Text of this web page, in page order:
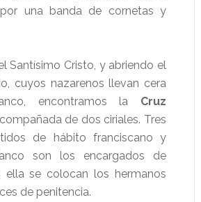
una banda de cornetas y
Santísimo Cristo, y abriendo el
cuyos nazarenos llevan cera
encontramos la Cruz
de dos ciriales. Tres
de hábito franciscano y
son los encargados de
ella se colocan los hermanos
de penitencia.